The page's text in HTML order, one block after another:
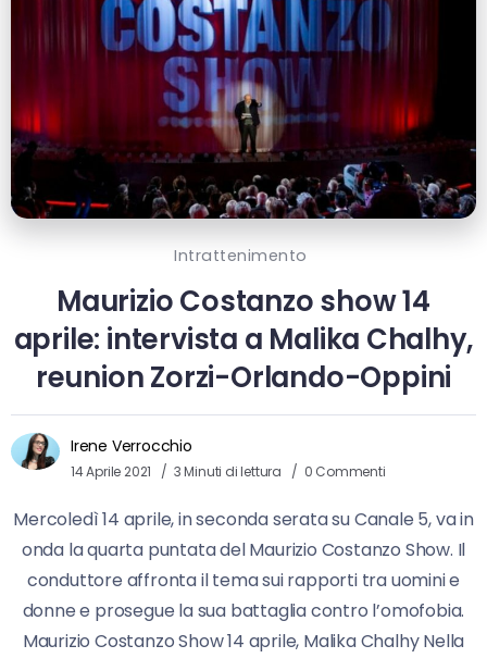
Intrattenimento
Maurizio Costanzo show 14
aprile: intervista a Malika Chalhy,
reunion Zorzi-Orlando-Oppini
Irene Verrocchio
14 Aprile 2021 3 Minuti di lettura 0 Commenti
Mercoledì 14 aprile, in seconda serata su Canale 5, va in
onda la quarta puntata del Maurizio Costanzo Show. Il
conduttore affronta il tema sui rapporti tra uomini e
donne e prosegue la sua battaglia contro l’omofobia.
Maurizio Costanzo Show 14 aprile, Malika Chalhy Nella